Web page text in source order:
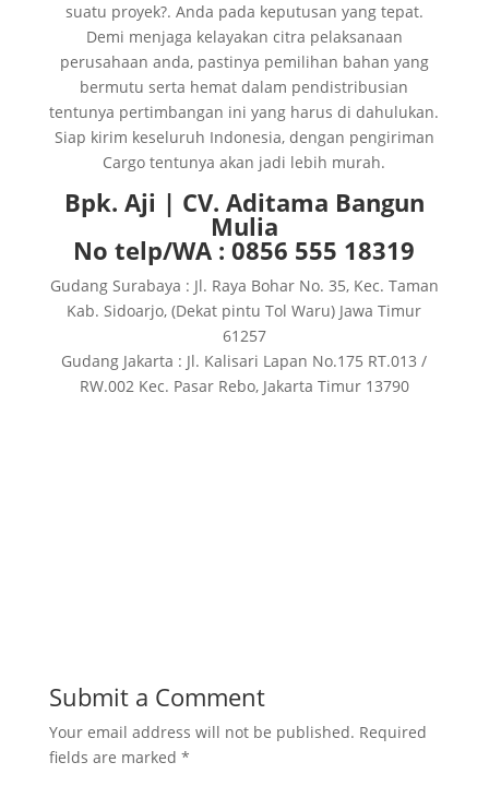
suatu proyek?. Anda pada keputusan yang tepat.
Demi menjaga kelayakan citra pelaksanaan
perusahaan anda, pastinya pemilihan bahan yang
bermutu serta hemat dalam pendistribusian
tentunya pertimbangan ini yang harus di dahulukan.
Siap kirim keseluruh Indonesia, dengan pengiriman
Cargo tentunya akan jadi lebih murah.
Bpk. Aji | CV. Aditama Bangun
Mulia
No telp/WA : 0856 555 18319
Gudang Surabaya : Jl. Raya Bohar No. 35, Kec. Taman
Kab. Sidoarjo, (Dekat pintu Tol Waru) Jawa Timur
61257
Gudang Jakarta : Jl. Kalisari Lapan No.175 RT.013 /
RW.002 Kec. Pasar Rebo, Jakarta Timur 13790
Submit a Comment
Your email address will not be published. Required
fields are marked *